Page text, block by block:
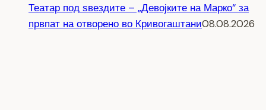
Театар под ѕвездите – „Девојките на Марко“ за
првпат на отворено во Кривогаштани08.08.2026